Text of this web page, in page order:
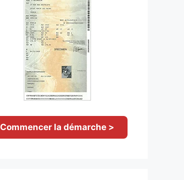
Commencer la démarche >